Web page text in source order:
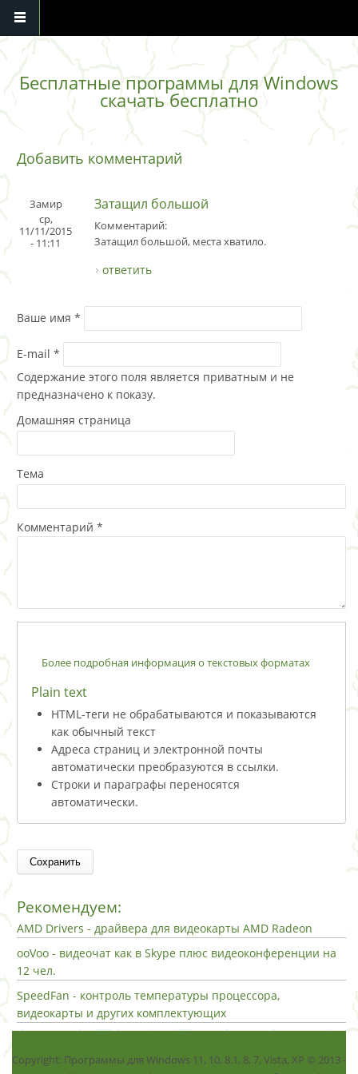
Перейти к основному содержанию
Бесплатные программы для Windows
скачать бесплатно
Добавить комментарий
Замир
ср,
11/11/2015
- 11:11
Затащил большой
Комментарий:
Затащил большой, места хватило.
ответить
Ваше имя *
E-mail *
Содержание этого поля является приватным и не
предназначено к показу.
Домашняя страница
Тема
Комментарий *
Более подробная информация о текстовых форматах
Plain text
HTML-теги не обрабатываются и показываются
как обычный текст
Адреса страниц и электронной почты
автоматически преобразуются в ссылки.
Строки и параграфы переносятся
автоматически.
Рекомендуем:
AMD Drivers - драйвера для видеокарты AMD Radeon
ooVoo - видеочат как в Skype плюс видеоконференции на
12 чел.
SpeedFan - контроль температуры процессора,
видеокарты и других комплектующих
Copyright: Программы для Windows 11, 10, 8.1, 8, 7, Vista, ХР © 2013 -